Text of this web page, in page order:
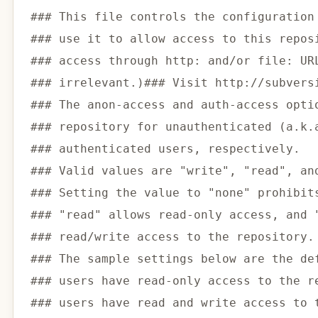
### This file controls the configuration
### use it to allow access to this
### access through http: and/or file:
### irrelevant.)### Visit http://
### The anon-access and auth-access
### repository for unauthenticated
### authenticated users, respectively.
### Valid values are "write", "read",
### Setting the value to "none"
### "read" allows read-only access, and
### read/write access to the repository.
### The sample settings below are the
### users have read-only access to the
### users have read and write access